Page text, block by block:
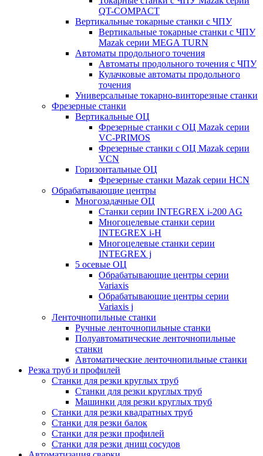
QT-COMPACT
Вертикальные токарные станки с ЧПУ
Вертикальные токарные станки с ЧПУ
Mazak серии MEGA TURN
Автоматы продольного точения
Автоматы продольного точения с ЧПУ
Кулачковые автоматы продольного
точения
Универсальные токарно-винторезные станки
Фрезерные станки
Вертикальные ОЦ
Фрезерные станки с ОЦ Mazak серии
VC-PRIMOS
Фрезерные станки с ОЦ Mazak серии
VCN
Горизонтальные ОЦ
Фрезерные станки Mazak серии HCN
Обрабатывающие центры
Многозадачные ОЦ
Cтанки серии INTEGREX i-200 AG
Многоцелевые станки серии
INTEGREX i-H
Многоцелевые станки серии
INTEGREX j
5 осевые ОЦ
Обрабатывающие центры серии
Variaxis
Обрабатывающие центры серии
Variaxis j
Ленточнопильные станки
Ручные ленточнопильные станки
Полуавтоматические ленточнопильные
станки
Автоматические ленточнопильные станки
Резка труб и профилей
Станки для резки круглых труб
Станки для резки круглых труб
Машинки для резки круглых труб
Станки для резки квадратных труб
Станки для резки балок
Станки для резки профилей
Станки для резки днищ сосудов